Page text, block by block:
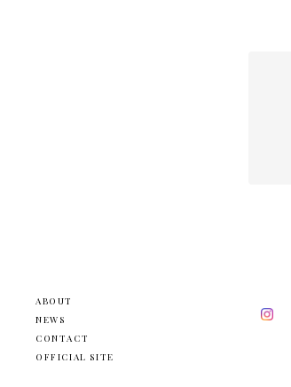
ABOUT
NEWS
CONTACT
OFFICIAL SITE